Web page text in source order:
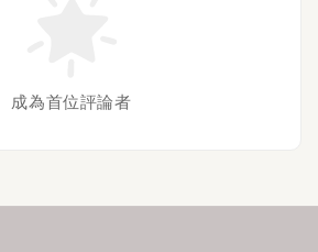
成為首位評論者